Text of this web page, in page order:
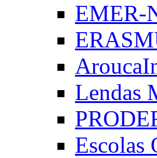
EMER-
Lendas
Escolas